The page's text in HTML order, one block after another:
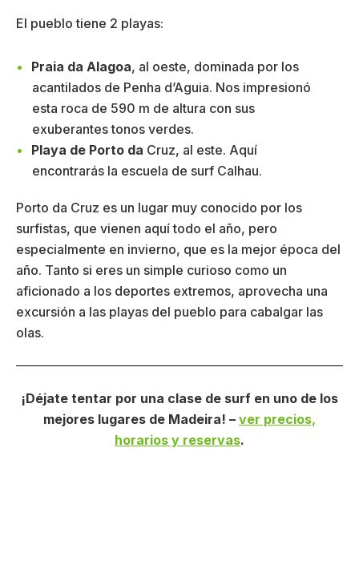
El pueblo tiene 2 playas:
Praia da Alagoa, al oeste, dominada por los
acantilados de Penha d’Aguia. Nos impresionó
esta roca de 590 m de altura con sus
exuberantes tonos verdes.
Playa de Porto da Cruz, al este. Aquí
encontrarás la escuela de surf Calhau.
Porto da Cruz es un lugar muy conocido por los
surfistas, que vienen aquí todo el año, pero
especialmente en invierno, que es la mejor época del
año. Tanto si eres un simple curioso como un
aficionado a los deportes extremos, aprovecha una
excursión a las playas del pueblo para cabalgar las
olas.
¡Déjate tentar por una clase de surf en uno de los
mejores lugares de Madeira! – ver precios,
horarios y reservas.